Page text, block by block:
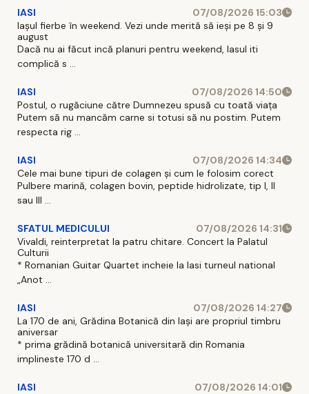
IASI
07/08/2026 15:03
Iașul fierbe în weekend. Vezi unde merită să ieși pe 8 și 9
august
Dacă nu ai făcut incă planuri pentru weekend, Iasul iti
complică s ...
IASI
07/08/2026 14:50
Postul, o rugăciune către Dumnezeu spusă cu toată viața
Putem să nu mancăm carne si totusi să nu postim. Putem
respecta rig ...
IASI
07/08/2026 14:34
Cele mai bune tipuri de colagen și cum le folosim corect
Pulbere marină, colagen bovin, peptide hidrolizate, tip I, II
sau III ...
SFATUL MEDICULUI
07/08/2026 14:31
Vivaldi, reinterpretat la patru chitare. Concert la Palatul
Culturii
* Romanian Guitar Quartet incheie la Iasi turneul national
„Anot ...
IASI
07/08/2026 14:27
La 170 de ani, Grădina Botanică din Iași are propriul timbru
aniversar
* prima grădină botanică universitară din Romania
implineste 170 d ...
IASI
07/08/2026 14:01